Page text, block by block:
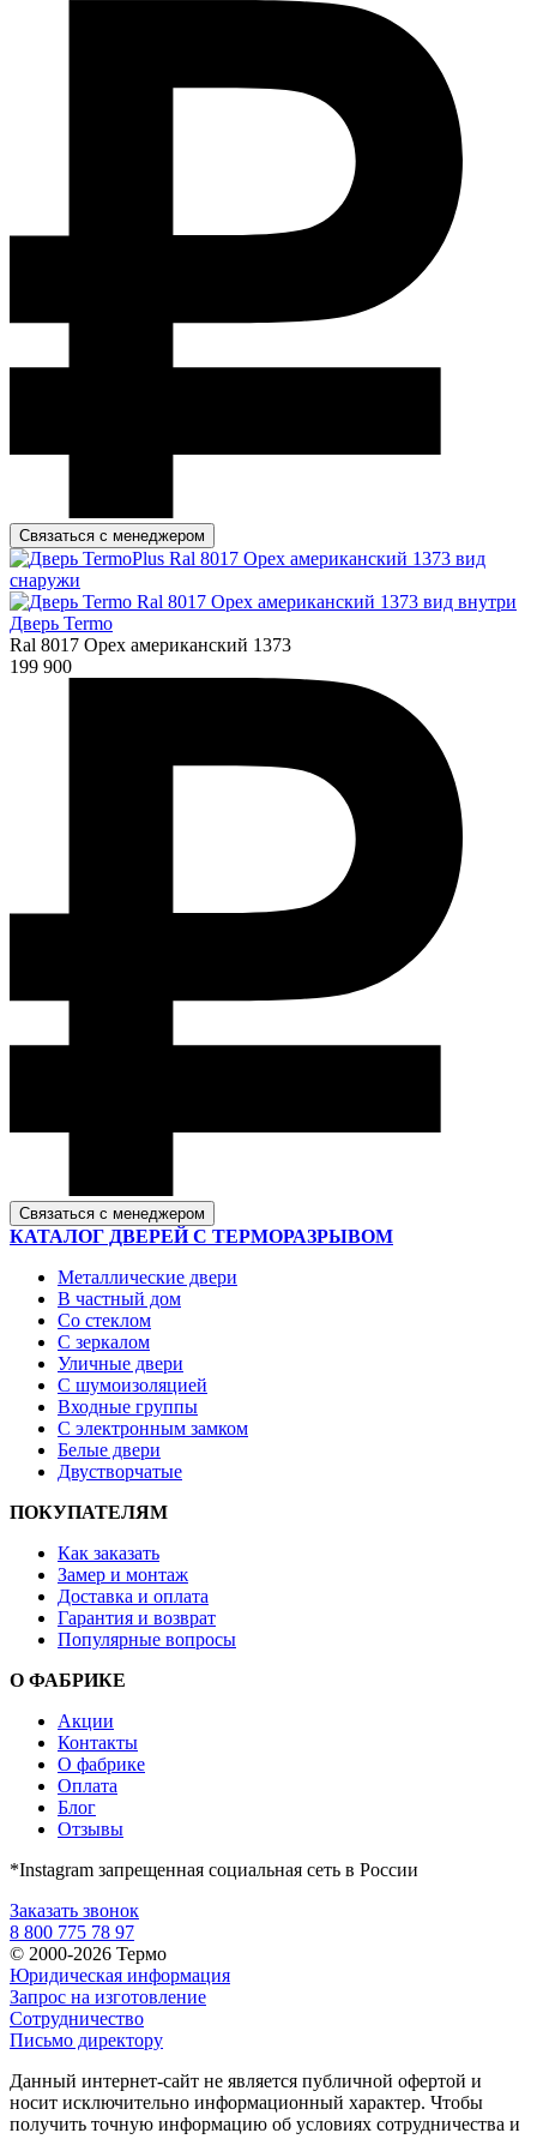
Связаться с менеджером
Дверь Termo
Ral 8017 Орех американский 1373
199 900
Связаться с менеджером
КАТАЛОГ ДВЕРЕЙ С ТЕРМОРАЗРЫВОМ
Металлические двери
В частный дом
Со стеклом
С зеркалом
Уличные двери
С шумоизоляцией
Входные группы
С электронным замком
Белые двери
Двустворчатые
ПОКУПАТЕЛЯМ
Как заказать
Замер и монтаж
Доставка и оплата
Гарантия и возврат
Популярные вопросы
О ФАБРИКЕ
Акции
Контакты
О фабрике
Оплата
Блог
Отзывы
*Instagram запрещенная социальная сеть в России
Заказать звонок
8 800 775 78 97
© 2000-2026 Термо
Юридическая информация
Запрос на изготовление
Сотрудничество
Письмо директору
Данный интернет-сайт не является публичной офертой и
носит исключительно информационный характер. Чтобы
получить точную информацию об условиях сотрудничества и